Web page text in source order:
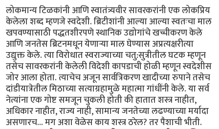
लोकमान्य टिळकांनी आणि स्वातंत्र्यवीर सावरकरांनी एक लोकप्रिय
केलेला शब्द म्हणजे स्वदेशी. ब्रिटीशांनी आल्या आल्या स्वतःचा माल
खपवण्यासाठी पद्धतशीरपणे स्थानिक उद्योगांचे खच्चीकरण केले
आणि जनतेस ब्रिटनमधून येणार्‍या माल घेण्यास अप्रत्यक्षरीत्या
उद्युक्त केले. त्या विरोधात स्वराज्याच्या चतु:सुत्रीतील घटक म्हणून
तसेच सावरकरांनी केलेली विदेशी कापडाची होळी म्हणून स्वदेशीस
जोर आला होता. त्याचेच अजून सार्वत्रिकरण खादीच्या रुपाने तसेच
दांडीयात्रेतील मिठाच्या सत्याग्रहामुळे महात्मा गांधींनी केले. या सर्व
नेत्यांना एक गोष्ट समजून चुकली होती की हातात शस्त्र नाहीत,
अधिकार नाहीत, राज्य नाही, सामान्य जनतेच्या लढण्याच्या मर्यादा
असणारच... मग अशा वेळेस काय शस्त्र ठरेल? तर पैशाची भीती.